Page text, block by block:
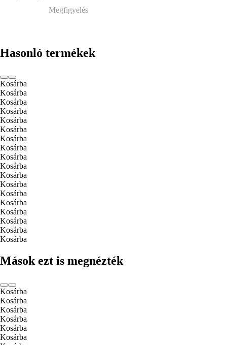
Megfigyelés
Hasonló termékek
Kosárba
Kosárba
Kosárba
Kosárba
Kosárba
Kosárba
Kosárba
Kosárba
Kosárba
Kosárba
Kosárba
Kosárba
Kosárba
Kosárba
Kosárba
Kosárba
Kosárba
Kosárba
Mások ezt is megnézték
Kosárba
Kosárba
Kosárba
Kosárba
Kosárba
Kosárba